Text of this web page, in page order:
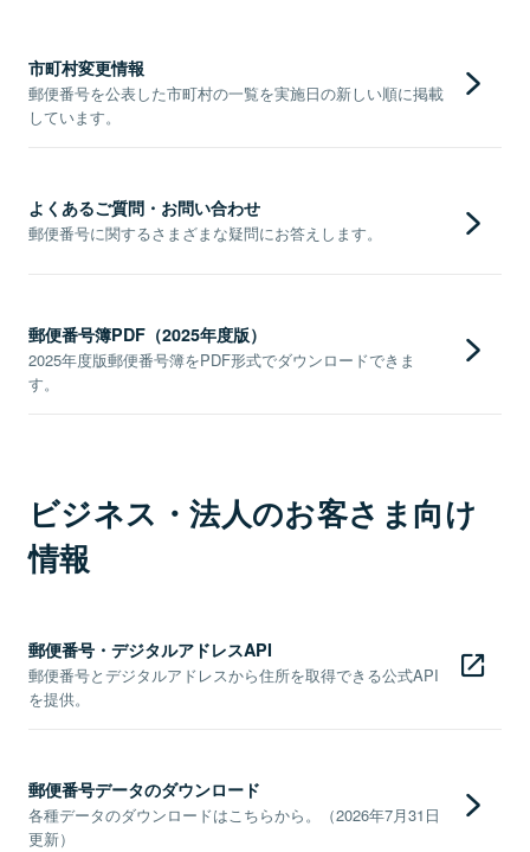
市町村変更情報
郵便番号を公表した市町村の一覧を実施日の新しい順に掲載
しています。
よくあるご質問・お問い合わせ
郵便番号に関するさまざまな疑問にお答えします。
郵便番号簿PDF（2025年度版）
2025年度版郵便番号簿をPDF形式でダウンロードできま
す。
ビジネス・法人のお客さま向け
情報
郵便番号・デジタルアドレスAPI
郵便番号とデジタルアドレスから住所を取得できる公式API
を提供。
郵便番号データのダウンロード
各種データのダウンロードはこちらから。（2026年7月31日
更新）